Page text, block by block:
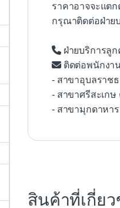
ราคาอาจจะแต
กรุณาติดต่อฝ่าย
ฝ่ายบริการลูก
ติดต่อพนักงา
- สาขาอุบลราช
- สาขาศรีสะเกษ
- สาขามุกดาหาร
สินค้าที่เกี่ยว